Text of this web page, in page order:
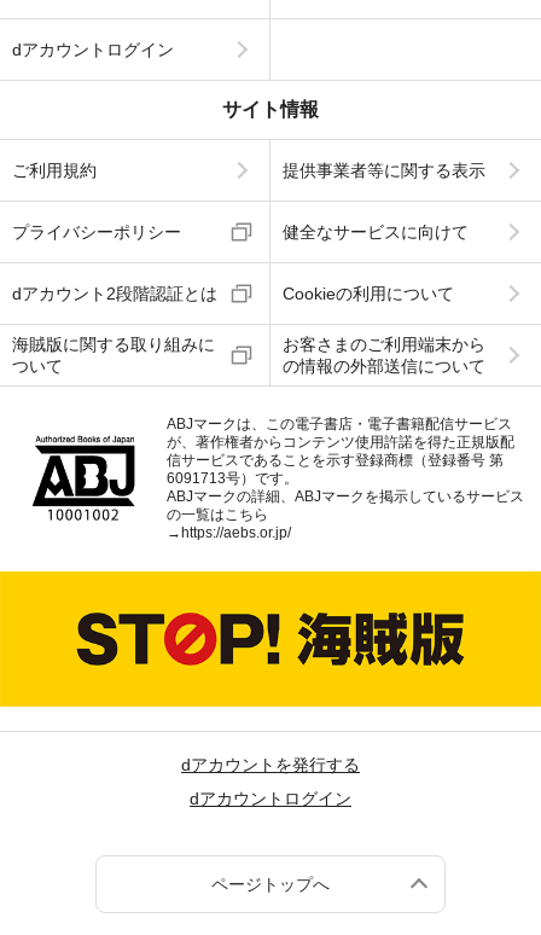
dアカウントログイン
サイト情報
ご利用規約 提供事業者等に関する表示
プライバシーポリシー 健全なサービスに向けて
dアカウント2段階認証とは Cookieの利用について
海賊版に関する取り組みに
ついて
お客さまのご利用端末から
の情報の外部送信について
ABJマークは、この電子書店・電子書籍配信サービス
が、著作権者からコンテンツ使用許諾を得た正規版配
信サービスであることを示す登録商標（登録番号 第
6091713号）です。
ABJマークの詳細、ABJマークを掲示しているサービス
の一覧はこちら
→https://aebs.or.jp/
dアカウントを発行する
dアカウントログイン
ページトップへ